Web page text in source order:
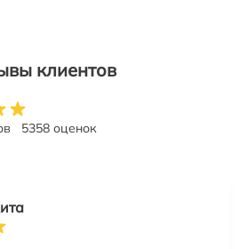
клиентов
5358 оценок